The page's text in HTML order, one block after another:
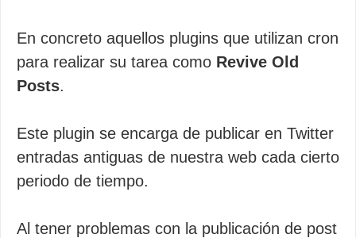
En concreto aquellos plugins que utilizan cron
para realizar su tarea como Revive Old
Posts.
Este plugin se encarga de publicar en Twitter
entradas antiguas de nuestra web cada cierto
periodo de tiempo.
Al tener problemas con la publicación de post